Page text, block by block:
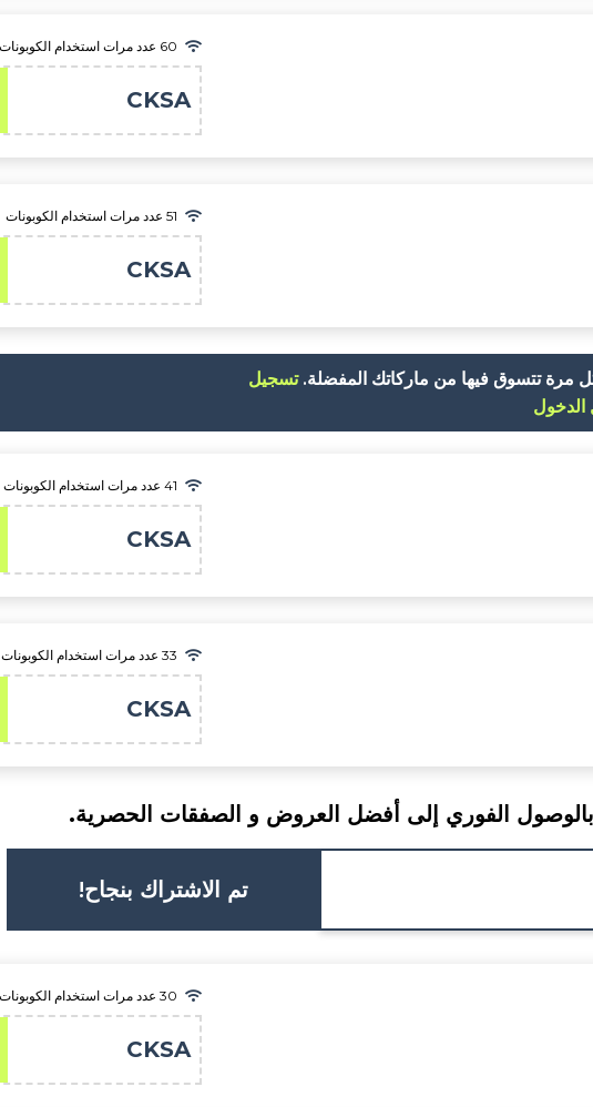
60 عدد مرات استخدام الكوبونات
CKSA
51 عدد مرات استخدام الكوبونات
CKSA
تتسوق فيها من ماركاتك المفضلة.تسجيل
41 عدد مرات استخدام الكوبونات
CKSA
33 عدد مرات استخدام الكوبونات
CKSA
بالوصول الفوري إلى أفضل العروض و الصفقات الحصرية.
تم الاشتراك بنجاح!
30 عدد مرات استخدام الكوبونات
CKSA